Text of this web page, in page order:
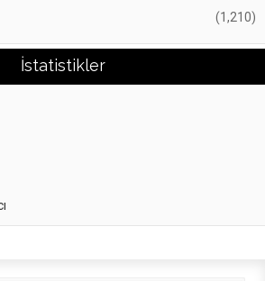
(1,210)
İstatistikler